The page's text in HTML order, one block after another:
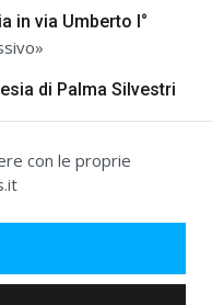
in via Umberto I°
di Palma Silvestri
con le proprie